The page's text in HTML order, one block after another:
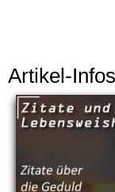
Artikel-Infos